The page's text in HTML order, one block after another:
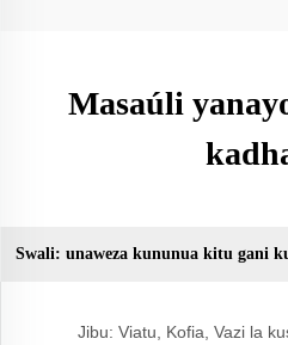
Masaúli
Swali: unaweza kununua kitu gani
Jibu: Viatu, Kofia, Vazi la